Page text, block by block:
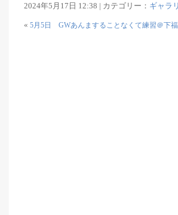
2024年5月17日 12:38 | カテゴリー： ギャラ
« 5月5日 GWあんますることなくて練習＠下